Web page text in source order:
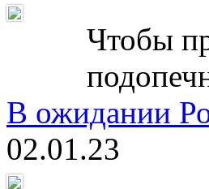
Чтобы
В ожидании
02.01.23